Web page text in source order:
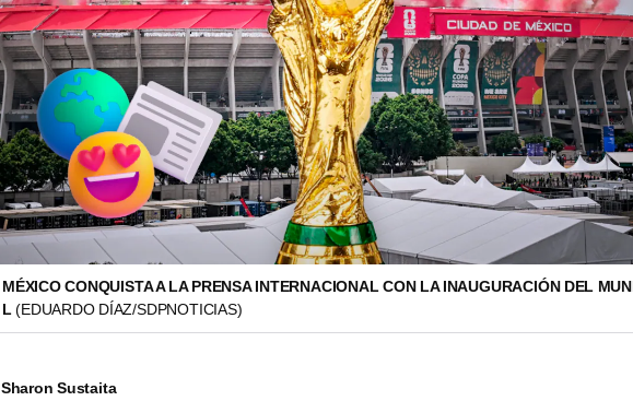
MÉXICO CONQUISTA A LA PRENSA INTERNACIONAL CON LA INAUGURACIÓN DEL
L(EDUARDO DÍAZ/SDPNOTICIAS)
Sharon Sustaita